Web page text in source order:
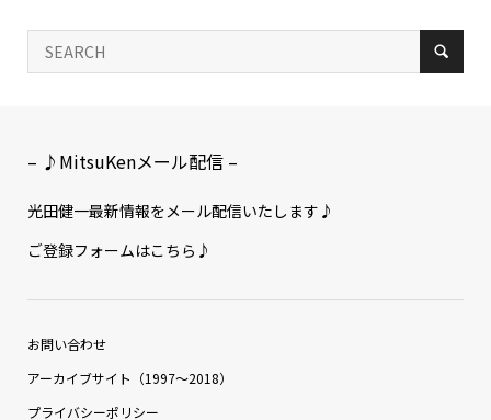
– ♪MitsuKenメール配信 –
光田健一最新情報をメール配信いたします♪
ご登録フォームはこちら♪
お問い合わせ
アーカイブサイト（1997〜2018）
プライバシーポリシー